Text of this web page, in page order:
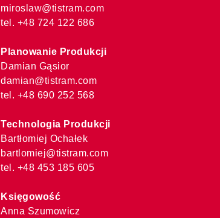
miroslaw@tistram.com
tel. +48 724 122 686
Planowanie Produkcji
Damian Gąsior
damian@tistram.com
tel. +48 690 252 568
Technologia Produkcji
Bartłomiej Ochałek
bartlomiej@tistram.com
tel. +48 453 185 605
Księgowość
Anna Szumowicz